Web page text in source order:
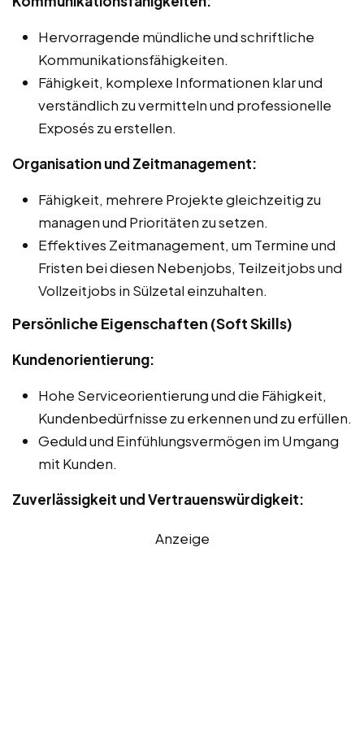
Hervorragende mündliche und schriftliche
Kommunikationsfähigkeiten.
Fähigkeit, komplexe Informationen klar und
verständlich zu vermitteln und professionelle
Exposés zu erstellen.
Organisation und Zeitmanagement:
Fähigkeit, mehrere Projekte gleichzeitig zu
managen und Prioritäten zu setzen.
Effektives Zeitmanagement, um Termine und
Fristen bei diesen Nebenjobs, Teilzeitjobs und
Vollzeitjobs in Sülzetal einzuhalten.
Persönliche Eigenschaften (Soft Skills)
Kundenorientierung:
Hohe Serviceorientierung und die Fähigkeit,
Kundenbedürfnisse zu erkennen und zu erfüllen.
Geduld und Einfühlungsvermögen im Umgang
mit Kunden.
Zuverlässigkeit und Vertrauenswürdigkeit:
Anzeige